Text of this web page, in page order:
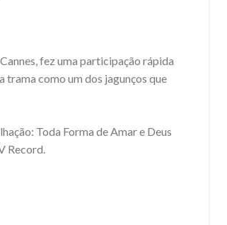
fez uma participação rápida
como um dos jagunços que
Toda Forma de Amar e Deus
Record.